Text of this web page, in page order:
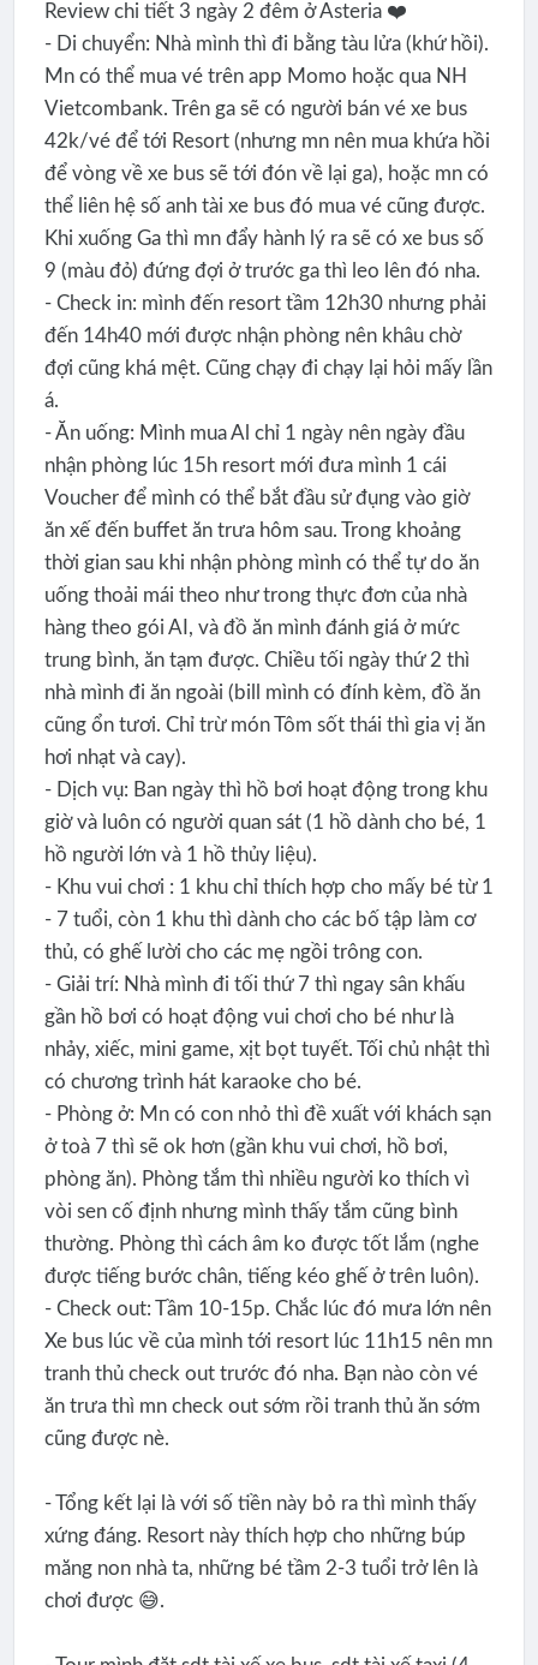
Review chi tiết 3 ngày 2 đêm ở Asteria ❤️
- Di chuyển: Nhà mình thì đi bằng tàu lửa (khứ hồi).
Mn có thể mua vé trên app Momo hoặc qua NH
Vietcombank. Trên ga sẽ có người bán vé xe bus
42k/vé để tới Resort (nhưng mn nên mua khứa hồi
để vòng về xe bus sẽ tới đón về lại ga), hoặc mn có
thể liên hệ số anh tài xe bus đó mua vé cũng được.
Khi xuống Ga thì mn đẩy hành lý ra sẽ có xe bus số
9 (màu đỏ) đứng đợi ở trước ga thì leo lên đó nha.
- Check in: mình đến resort tầm 12h30 nhưng phải
đến 14h40 mới được nhận phòng nên khâu chờ
đợi cũng khá mệt. Cũng chạy đi chạy lại hỏi mấy lần
á.
- Ăn uống: Mình mua Al chỉ 1 ngày nên ngày đầu
nhận phòng lúc 15h resort mới đưa mình 1 cái
Voucher để mình có thể bắt đầu sử đụng vào giờ
ăn xế đến buffet ăn trưa hôm sau. Trong khoảng
thời gian sau khi nhận phòng mình có thể tự do ăn
uống thoải mái theo như trong thực đơn của nhà
hàng theo gói AI, và đồ ăn mình đánh giá ở mức
trung bình, ăn tạm được. Chiều tối ngày thứ 2 thì
nhà mình đi ăn ngoài (bill mình có đính kèm, đồ ăn
cũng ổn tươi. Chỉ trừ món Tôm sốt thái thì gia vị ăn
hơi nhạt và cay).
- Dịch vụ: Ban ngày thì hồ bơi hoạt động trong khu
giờ và luôn có người quan sát (1 hồ dành cho bé, 1
hồ người lớn và 1 hồ thủy liệu).
- Khu vui chơi : 1 khu chỉ thích hợp cho mấy bé từ 1
- 7 tuổi, còn 1 khu thì dành cho các bố tập làm cơ
thủ, có ghế lười cho các mẹ ngồi trông con.
- Giải trí: Nhà mình đi tối thứ 7 thì ngay sân khấu
gần hồ bơi có hoạt động vui chơi cho bé như là
nhảy, xiếc, mini game, xịt bọt tuyết. Tối chủ nhật thì
có chương trình hát karaoke cho bé.
- Phòng ở: Mn có con nhỏ thì đề xuất với khách sạn
ở toà 7 thì sẽ ok hơn (gần khu vui chơi, hồ bơi,
phòng ăn). Phòng tắm thì nhiều người ko thích vì
vòi sen cố định nhưng mình thấy tắm cũng bình
thường. Phòng thì cách âm ko được tốt lắm (nghe
được tiếng bước chân, tiếng kéo ghế ở trên luôn).
- Check out: Tầm 10-15p. Chắc lúc đó mưa lớn nên
Xe bus lúc về của mình tới resort lúc 11h15 nên mn
tranh thủ check out trước đó nha. Bạn nào còn vé
ăn trưa thì mn check out sớm rồi tranh thủ ăn sớm
cũng được nè.
- Tổng kết lại là với số tiền này bỏ ra thì mình thấy
xứng đáng. Resort này thích hợp cho những búp
măng non nhà ta, những bé tầm 2-3 tuổi trở lên là
chơi được 😅.